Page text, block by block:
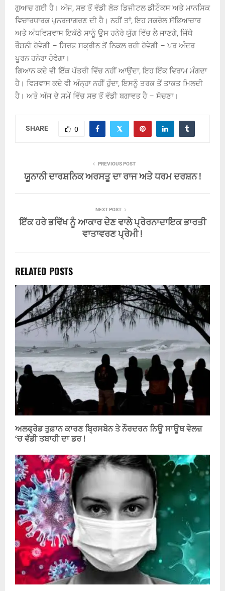
ਗੁਆਚ ਗਈ ਹੈ। ਅੱਜ, ਸਭ ਤੋਂ ਵੱਡੀ ਲੋੜ ਡਿਜੀਟਲ ਡੀਟੌਕਸ ਅਤੇ ਮਾਨਸਿਕ
ਵਿਚਾਰਧਾਰਕ ਪੁਨਰਜਾਗਰਣ ਦੀ ਹੈ। ਨਹੀਂ ਤਾਂ, ਇਹ ਸਕਰੋਲ ਸੱਭਿਆਚਾਰ
ਅਤੇ ਅੰਧਵਿਸ਼ਵਾਸ ਇਕੱਠੇ ਸਾਨੂੰ ਉਸ ਹਨੇਰੇ ਯੁੱਗ ਵਿੱਚ ਲੈ ਜਾਣਗੇ, ਜਿੱਥੇ
ਰੌਸ਼ਨੀ ਹੋਵੇਗੀ – ਸਿਰਫ ਸਕ੍ਰੀਨ ਤੋਂ ਨਿਕਲ ਰਹੀ ਹੋਵੇਗੀ – ਪਰ ਅੰਦਰ
ਪੂਰਨ ਹਨੇਰਾ ਹੋਵੇਗਾ।
ਗਿਆਨ ਕਦੇ ਵੀ ਇੱਕ ਪੱਤਰੀ ਵਿੱਚ ਨਹੀਂ ਆਉਂਦਾ, ਇਹ ਇੱਕ ਵਿਰਾਮ ਮੰਗਦਾ
ਹੈ। ਵਿਸ਼ਵਾਸ ਕਦੇ ਵੀ ਅੰਨ੍ਹਾ ਨਹੀਂ ਹੁੰਦਾ, ਇਸਨੂੰ ਤਰਕ ਤੋਂ ਤਾਕਤ ਮਿਲਦੀ
ਹੈ। ਅਤੇ ਅੱਜ ਦੇ ਸਮੇਂ ਵਿੱਚ ਸਭ ਤੋਂ ਵੱਡੀ ਬਗਾਵਤ ਹੈ – ਸੋਚਣਾ।
SHARE 0
PREVIOUS POST
ਯੂਨਾਨੀ ਦਾਰਸ਼ਨਿਕ ਅਰਸਤੂ ਦਾ ਰਾਜ ਅਤੇ ਧਰਮ ਦਰਸ਼ਨ !
NEXT POST
ਇੱਕ ਹਰੇ ਭਵਿੱਖ ਨੂੰ ਆਕਾਰ ਦੇਣ ਵਾਲੇ ਪ੍ਰੇਰਨਾਦਾਇਕ ਭਾਰਤੀ
ਵਾਤਾਵਰਣ ਪ੍ਰੇਮੀ !
RELATED POSTS
ਅਲਫ੍ਰੇਡ ਤੁਫ਼ਾਨ ਕਾਰਣ ਬ੍ਰਿਸਬੇਨ ਤੇ ਨੌਰਦਰਨ ਨਿਊ ਸਾਊਥ ਵੇਲਜ਼
‘ਚ ਵੱਡੀ ਤਬਾਹੀ ਦਾ ਡਰ !